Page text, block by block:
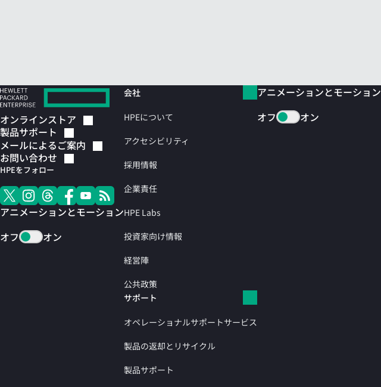
オンラインストア
製品サポート
メールによるご案内
お問い合わせ
HPEをフォロー
アニメーションとモーション
オフ
オン
会社
HPEについて
アクセシビリティ
採用情報
企業責任
HPE Labs
投資家向け情報
経営陣
公共政策
サポート
オペレーショナルサポートサービス
製品の返却とリサイクル
製品サポート
アニメーションとモーション
オフ
オン